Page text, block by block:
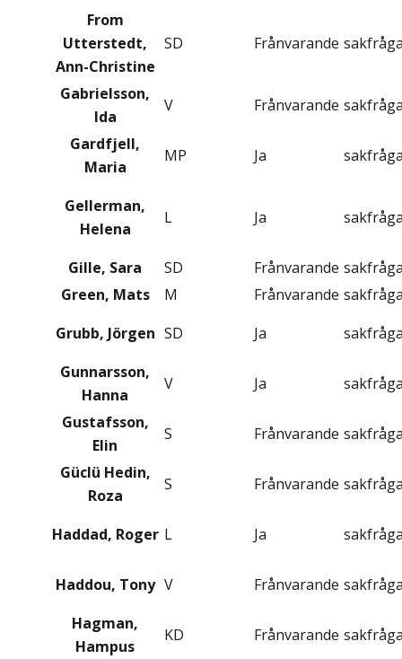
From
Utterstedt,
Ann-Christine
SD Frånvarande
Gabrielsson,
Ida
V Frånvarande
Gardfjell,
Maria
MP Ja
Gellerman,
Helena
L Ja
Gille, Sara SD Frånvarande
Green, Mats
M Frånvarande
Grubb, Jörgen SD Ja
Gunnarsson,
Hanna
V Ja
Gustafsson,
Elin
S Frånvarande
Güclü Hedin,
Roza
S Frånvarande
Haddad, Roger L Ja
Haddou, Tony V Frånvarande
Hagman,
Hampus
KD Frånvarande